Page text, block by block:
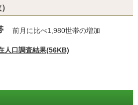
前月に比べ1,980世帯の増加
人口調査結果(56KB)